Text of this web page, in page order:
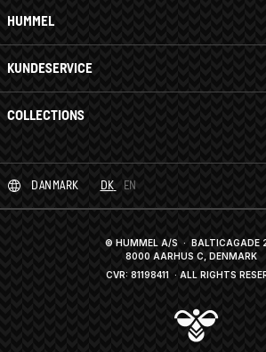
HUMMEL
KUNDESERVICE
COLLECTIONS
DANMARK DK EN
© HUMMEL A/S · BALTICAGADE
8000 AARHUS C, DENMARK
CVR: 81198411 · ALL RIGHTS